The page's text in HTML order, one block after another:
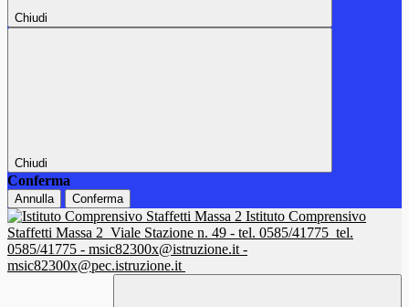
Chiudi
Chiudi
Conferma
Annulla Conferma
Istituto Comprensivo
Staffetti Massa 2 Viale Stazione n. 49 - tel. 0585/41775 tel.
0585/41775 - msic82300x@istruzione.it -
msic82300x@pec.istruzione.it